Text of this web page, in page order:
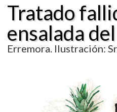
Tratado
ensalada
Erremora. Ilustración: